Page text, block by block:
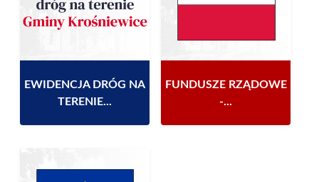
EWIDENCJA DRÓG NA
TERENIE...
FUNDUSZE RZĄDOWE
-...